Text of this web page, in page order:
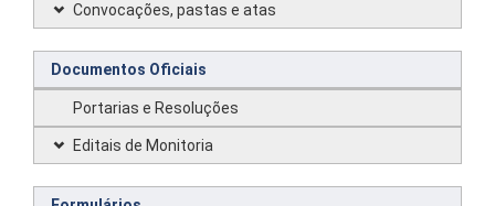
Convocações, pastas e atas
Documentos Oficiais
Portarias e Resoluções
Editais de Monitoria